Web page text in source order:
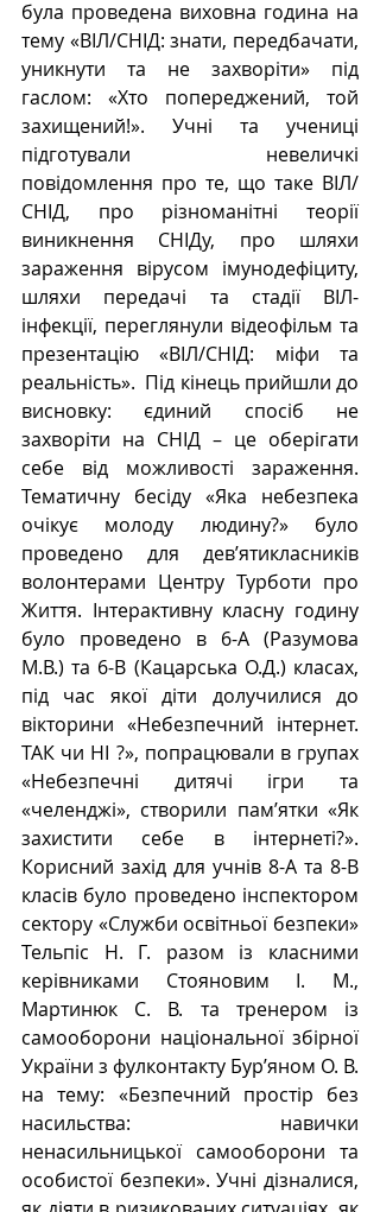
була проведена виховна година на
тему «ВІЛ/СНІД: знати, передбачати,
уникнути та не захворіти» під
гаслом: «Хто попереджений, той
захищений!». Учні та учениці
підготували невеличкі
повідомлення про те, що таке ВІЛ/
СНІД, про різноманітні теорії
виникнення СНІДу, про шляхи
зараження вірусом імунодефіциту,
шляхи передачі та стадії ВІЛ-
інфекції, переглянули відеофільм та
презентацію «ВІЛ/СНІД: міфи та
реальність».  Під кінець прийшли до
висновку: єдиний спосіб не
захворіти на СНІД – це оберігати
себе від можливості зараження.
Тематичну бесіду «Яка небезпека
очікує молоду людину?» було
проведено для дев’ятикласників
волонтерами Центру Турботи про
Життя. Інтерактивну класну годину
було проведено в 6-А (Разумова
М.В.) та 6-В (Кацарська О.Д.) класах,
під час якої діти долучилися до
вікторини «Небезпечний інтернет.
ТАК чи НІ ?», попрацювали в групах
«Небезпечні дитячі ігри та
«челенджі», створили пам’ятки «Як
захистити себе в інтернеті?».
Корисний захід для учнів 8-А та 8-В
класів було проведено інспектором
сектору «Служби освітньої безпеки»
Тельпіс Н. Г. разом із класними
керівниками Стояновим І. М.,
Мартинюк С. В. та тренером із
самооборони національної збірної
України з фулконтакту Бур’яном О. В.
на тему: «Безпечний простір без
насильства: навички
ненасильницької самооборони та
особистої безпеки». Учні дізналися,